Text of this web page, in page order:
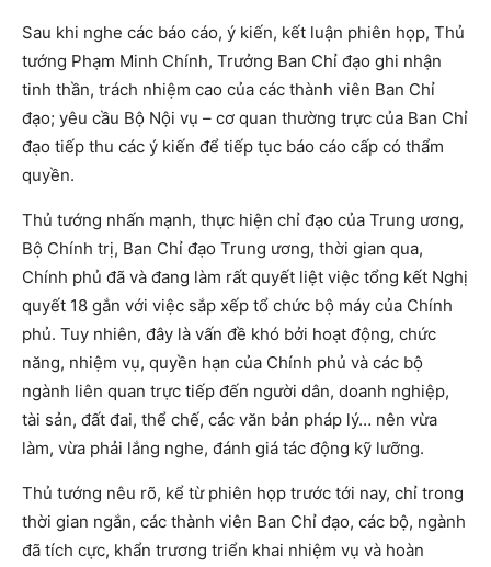
Sau khi nghe các báo cáo, ý kiến, kết luận phiên họp, Thủ
tướng Phạm Minh Chính, Trưởng Ban Chỉ đạo ghi nhận
tinh thần, trách nhiệm cao của các thành viên Ban Chỉ
đạo; yêu cầu Bộ Nội vụ – cơ quan thường trực của Ban Chỉ
đạo tiếp thu các ý kiến để tiếp tục báo cáo cấp có thẩm
quyền.
Thủ tướng nhấn mạnh, thực hiện chỉ đạo của Trung ương,
Bộ Chính trị, Ban Chỉ đạo Trung ương, thời gian qua,
Chính phủ đã và đang làm rất quyết liệt việc tổng kết Nghị
quyết 18 gắn với việc sắp xếp tổ chức bộ máy của Chính
phủ. Tuy nhiên, đây là vấn đề khó bởi hoạt động, chức
năng, nhiệm vụ, quyền hạn của Chính phủ và các bộ
ngành liên quan trực tiếp đến người dân, doanh nghiệp,
tài sản, đất đai, thể chế, các văn bản pháp lý… nên vừa
làm, vừa phải lắng nghe, đánh giá tác động kỹ lưỡng.
Thủ tướng nêu rõ, kể từ phiên họp trước tới nay, chỉ trong
thời gian ngắn, các thành viên Ban Chỉ đạo, các bộ, ngành
đã tích cực, khẩn trương triển khai nhiệm vụ và hoàn